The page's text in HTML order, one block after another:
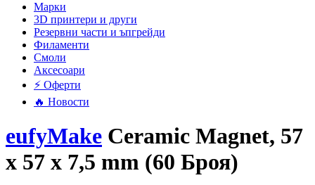
Mарки
3D принтери и други
Резервни части и ъпгрейди
Филаменти
Смоли
Аксесоари
⚡ Оферти
🔥 Новости
eufyMake Ceramic Magnet, 57
x 57 x 7,5 mm (60 Броя)